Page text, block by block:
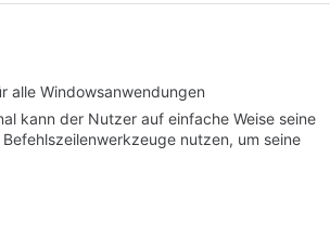
alle Windowsanwendungen
kann der Nutzer auf einfache Weise seine
nutzen, um seine